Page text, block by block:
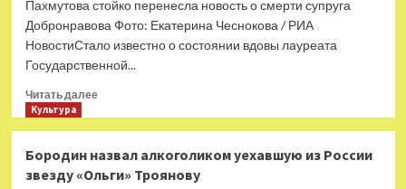
о межзвездных
путешествиях
Пахмутова стойко перенесла новость о смерти супруга
Добронравова Фото: Екатерина Чеснокова / РИА
НовостиСтало известно о состоянии вдовы лауреата
Государственной...
Читать далееПрочитать
известно
о
Культура
Бородин назвал алкоголиком уехавшую из России
звезду «Ольги» Троянову